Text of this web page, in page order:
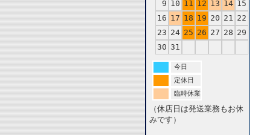
9 10 11 12 13 14 15
16 17 18 19 20 21 22
23 24 25 26 27 28 29
30 31
今日
定休日
臨時休業
（休店日は発送業務もお休
みです）